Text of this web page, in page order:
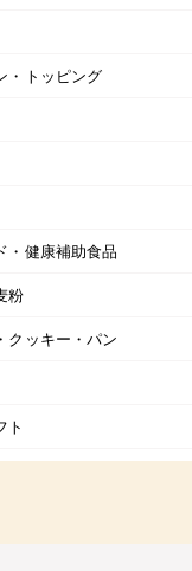
・トッピング
・健康補助食品
粉
クッキー・パン
ト